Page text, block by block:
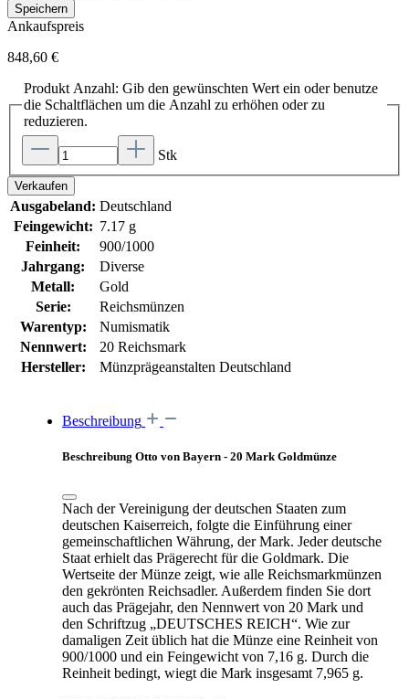
Speichern
Ankaufspreis
848,60 €
Produkt Anzahl: Gib den gewünschten Wert ein oder benutze
die Schaltflächen um die Anzahl zu erhöhen oder zu
reduzieren.
Stk
Verkaufen
Ausgabeland: Deutschland
Feingewicht: 7.17 g
Feinheit:
900/1000
Jahrgang:
Diverse
Metall:
Gold
Serie:
Reichsmünzen
Warentyp:
Numismatik
Nennwert:
20 Reichsmark
Hersteller:
Münzprägeanstalten Deutschland
Beschreibung
Beschreibung Otto von Bayern - 20 Mark Goldmünze
Nach der Vereinigung der deutschen Staaten zum
deutschen Kaiserreich, folgte die Einführung einer
gemeinschaftlichen Währung, der Mark. Jeder deutsche
Staat erhielt das Prägerecht für die Goldmark. Die
Wertseite der Münze zeigt, wie alle Reichsmarkmünzen
den gekrönten Reichsadler. Außerdem finden Sie dort
auch das Prägejahr, den Nennwert von 20 Mark und
den Schriftzug „DEUTSCHES REICH“. Wie zur
damaligen Zeit üblich hat die Münze eine Reinheit von
900/1000 und ein Feingewicht von 7,16 g. Durch die
Reinheit bedingt, wiegt die Mark insgesamt 7,965 g.